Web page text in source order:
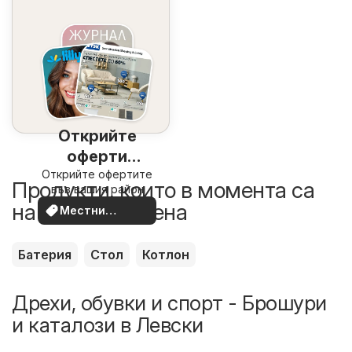
Открийте
оферти
наблизо
Открийте офертите
във вашия район
Местни
оферти
Продукти, които в момента са
на по-добра цена
Батерия Стол Котлон
Дрехи, обувки и спорт - Брошури
и каталози в Левски